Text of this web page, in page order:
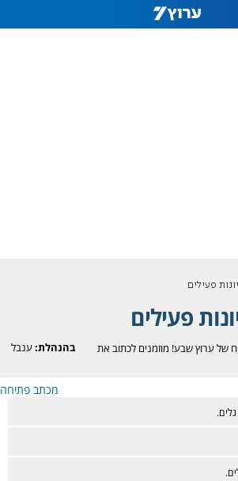
פעילים
פעילים
בהנהלת:ענבל
של ערוץ שבע! מוזמנים לכתוב את
מכתב פתיחה
גלים.